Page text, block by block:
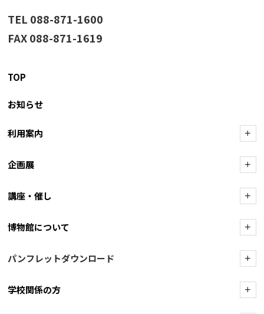
TEL 088-871-1600
FAX 088-871-1619
TOP
お知らせ
利用案内 +
企画展 +
講座・催し +
博物館について +
パンフレットダウンロード +
学校関係の方 +